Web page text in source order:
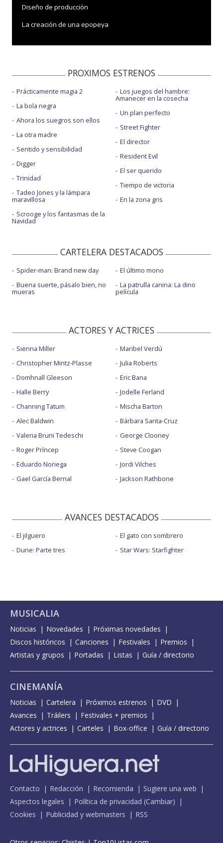
Diseño de producción
La creación de una epopeya
Premiere Madrid
Ridley Scott
Ridley Scott y Harry Gregson William sobre la BS
PROXIMOS ESTRENOS
Prácticamente magia 2
La bola negra
Ahora los suegros son ellos
La otra madre
Sentido y sensibilidad
Digger
Trinidad
Tadeo Jones y la lámpara
maravillosa
Scrooge y los fantasmas de la
Navidad
Los juegos del hambre:
Amanecer en la cosecha
Un plan perfecto
Street Fighter
El director
Resident Evil
El ser querido
Tiempo de victoria
En la zona gris
CARTELERA DESTACADOS
Spider-man: Brand new day
Buena suerte, pásalo bien, no
mueras
El último mono
La patrulla canina: La dino
película
ACTORES Y ACTRICES
Sienna Miller
Christopher Mintz-Plasse
Domhnall Gleeson
Halle Berry
Channing Tatum
Alec Baldwin
Valeria Bruni Tedeschi
Roger Príncep
Eduardo Noriega
Gael García Bernal
Maribel Verdú
Julia Roberts
Eric Bana
Jodelle Ferland
Mischa Barton
Bárbara Santa-Cruz
George Clooney
Steve Coogan
Jordi Vilches
Jackson Rathbone
AVANCES DESTACADOS
El jilguero
Dune: Parte tres
El gato con sombrero
Star Wars: Starfighter
MUSICALIA
Noticias Novedades
Próximas novedades
Discos históricos
Canciones Festivales
Premios
Artistas y grupos
Portadas Listas Guía / directorio
CINEMANÍA
Noticias Cartelera Próximos estrenos
DVD
Avances
Tráilers
Festivales + premios
Actores y actrices
Carteles Box-office Guía / directorio
Contacto Redacción Recomienda
Sugiere una web
Aspectos legales
Política de privacidad (Cambiar)
Cookies
Publicidad y webmasters RSS